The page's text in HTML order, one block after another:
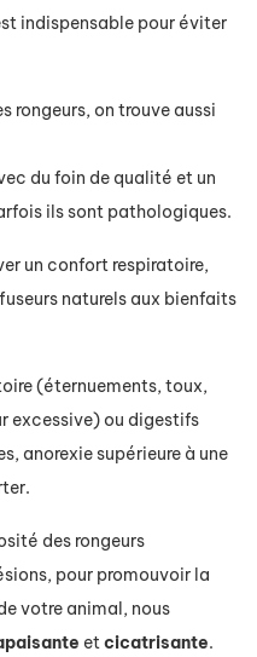
indispensable pour éviter
rongeurs, on trouve aussi
du foin de qualité et un
ils sont pathologiques.
un confort respiratoire,
naturels aux bienfaits
(éternuements, toux,
excessive) ou digestifs
anorexie supérieure à une
des rongeurs
pour promouvoir la
votre animal, nous
etcicatrisante.